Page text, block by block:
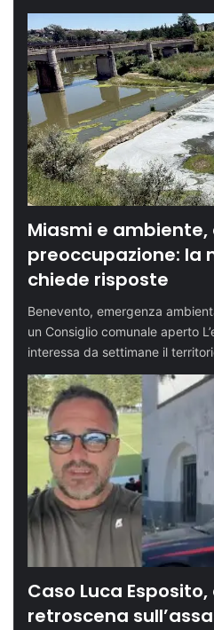
Miasmi e ambiente,
preoccupazione: la
chiede risposte
Benevento, emergenza
un Consiglio comunale aperto
interessa da settimane il
Caso Luca
retroscena